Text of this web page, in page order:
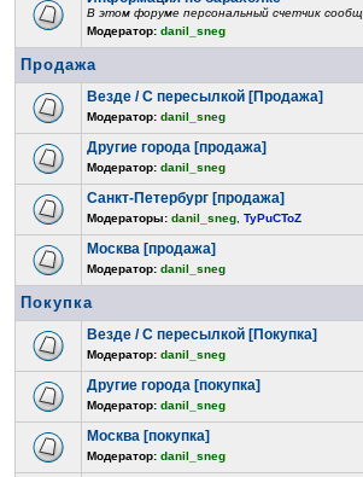
В этом форуме персональный счетчик
Модератор: danil_sneg
Продажа
Везде / С пересылкой [Продажа]
Модератор: danil_sneg
Другие города [продажа]
Модератор: danil_sneg
Санкт-Петербург [продажа]
Модераторы: danil_sneg TyPuCToZ
Москва [продажа]
Модератор: danil_sneg
Покупка
Везде / С пересылкой [Покупка]
Модератор: danil_sneg
Другие города [покупка]
Модератор: danil_sneg
Москва [покупка]
Модератор: danil_sneg